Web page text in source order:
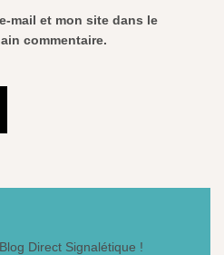
mail et mon site dans le
commentaire.
Direct Signalétique !